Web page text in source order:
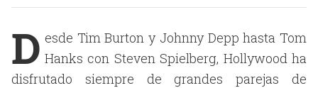
D esde Tim Burton y Johnny Depp hasta Tom
Hanks con Steven Spielberg, Hollywood ha
disfrutado siempre de grandes parejas de